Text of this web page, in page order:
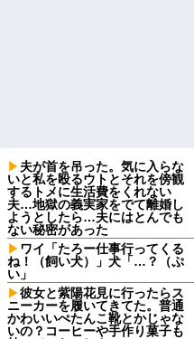
夫が首を吊った。気に入らな
いと私を殴るウトとそれを傍観
するトメに生活費をくれない
夫…地獄の義実家をでて離婚し
ようとしたら…夫にはとんでも
ない秘密があった
ワイ「たろー仕事行ってくる
ね！（飼い犬）」犬「…？（ぷ
い」
彼女と紫陽花見に行ったらス
ニーカーを履いてきてた。普通
かわいいぺたんこ靴とかじゃな
いの？コーヒーや手作り菓子も